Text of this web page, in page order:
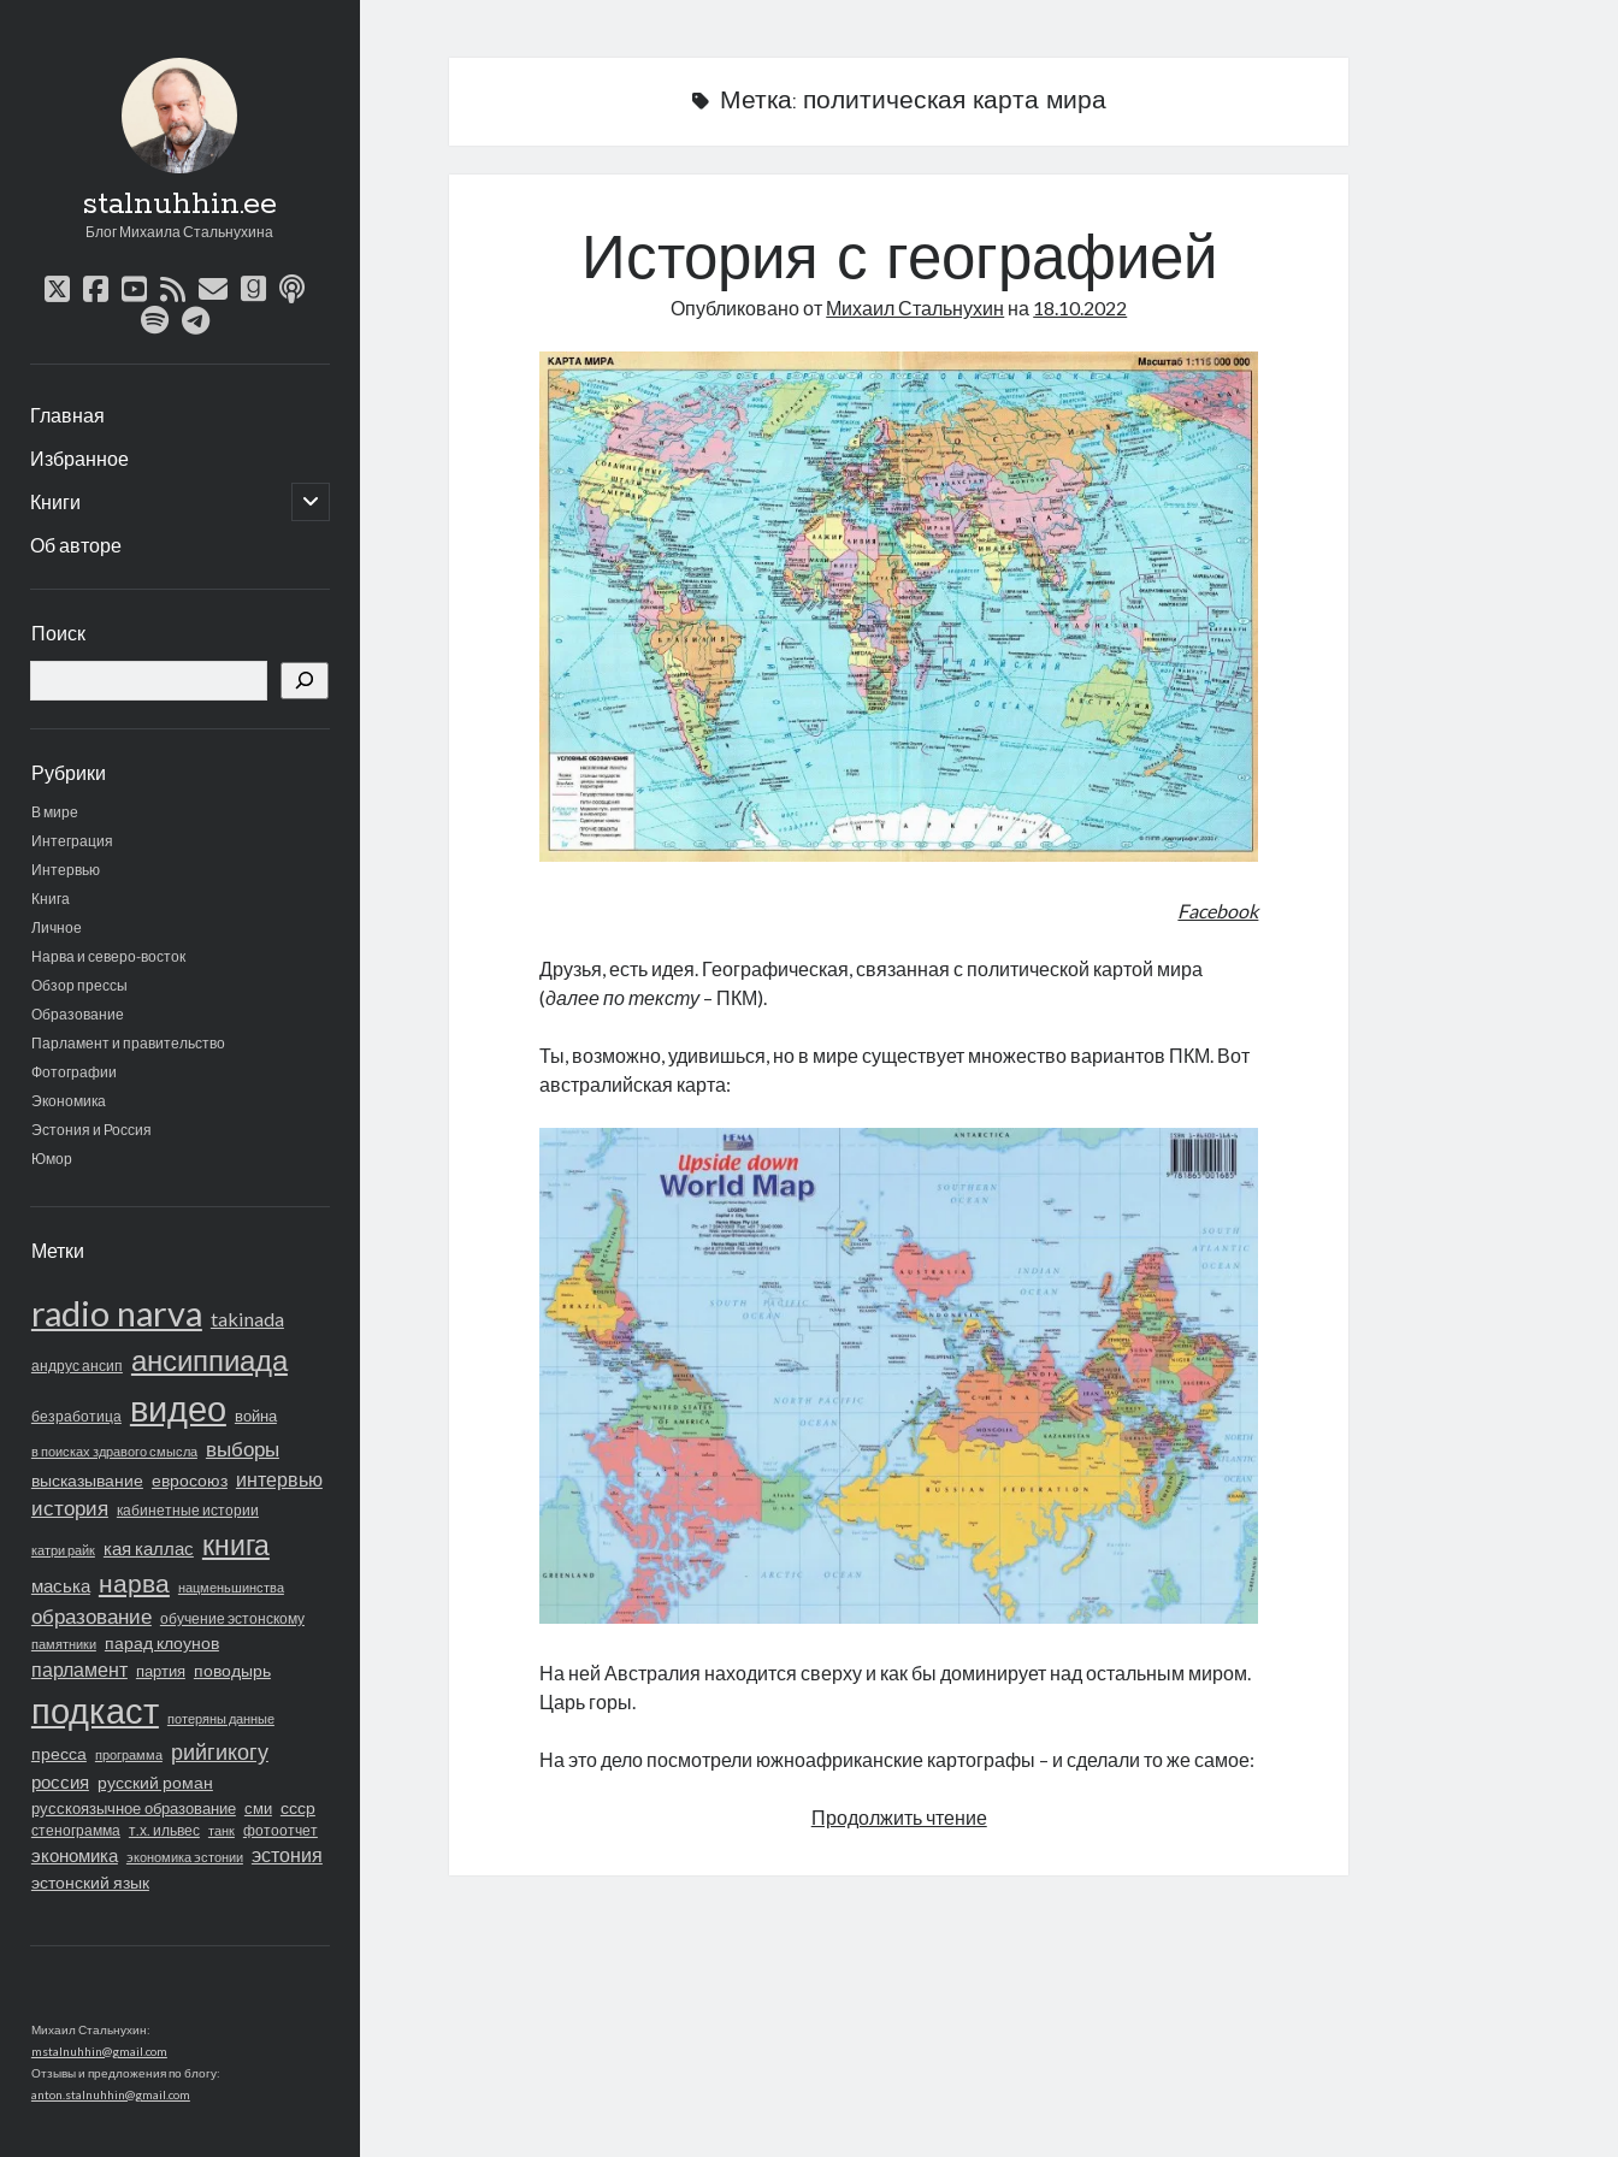
stalnuhhin.ee
Блог Михаила Стальнухина
twitter
facebook
youtube
rssemailgoodreads
podcast
spotifytelegram
Главная
Избранное
Книги
открыть
дочернее
Об авторе
панель
Поиск
Рубрики
В мире
Интеграция
Интервью
Книга
Личное
Нарва и северо-восток
Обзор прессы
Образование
Парламент и правительство
Фотографии
Экономика
Эстония и Россия
Юмор
Метки
radio narva takinada
андрус ансип ансиппиада
безработица видео война
в поисках здравого смысла выборы
высказывание евросоюз интервью
история кабинетные истории
катри райк кая каллас книга
маська нарва нацменьшинства
образование обучение эстонскому
памятники парад клоунов
парламент партия поводырь
подкаст потеряны данные
пресса программа рийгикогу
россия русский роман
русскоязычное образование сми ссср
стенограмма т.х. ильвес танк фотоотчет
экономика экономика эстонии эстония
эстонский язык
Михаил Стальнухин:
mstalnuhhin@gmail.com
Отзывы и предложения по блогу:
anton.stalnuhhin@gmail.com
Метка: политическая карта мира
История с географией
Опубликовано от Михаил Стальнухин на 18.10.2022
Facebook
Друзья, есть идея. Географическая, связанная с политической картой мира
(далее по тексту– ПКМ).
Ты, возможно, удивишься, но в мире существует множество вариантов ПКМ. Вот
австралийская карта:
На ней Австралия находится сверху и как бы доминирует над остальным миром.
Царь горы.
На это дело посмотрели южноафриканские картографы – и сделали то же самое:
Продолжить чтениеИстория